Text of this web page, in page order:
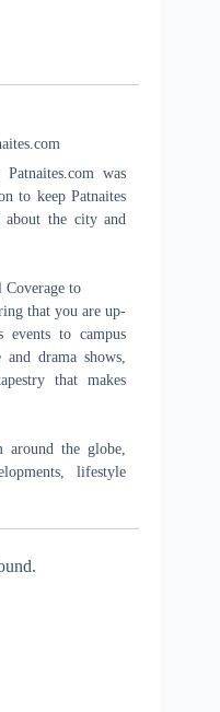
was
to keep Patnaites
about the city and
Coverage to
that you are up-
to campus
and drama shows,
that makes
around the globe,
lifestyle